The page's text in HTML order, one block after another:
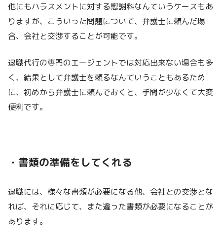
他にもハラスメントに対する慰謝料なんていうケースもあ
りますが、こういった問題について、弁護士に頼んだ場
合、会社と交渉することが可能です。
退職代行の専門のエージェントでは対応出来ない場合も多
く、結果として弁護士を頼るなんていうこともあるため
に、初めから弁護士に頼んでおくと、手間が少なくて大変
便利です。
・書類の準備をしてくれる
退職には、様々な書類が必要になる他、会社との交渉とな
れば、それに応じて、また違った書類が必要になることが
あります。